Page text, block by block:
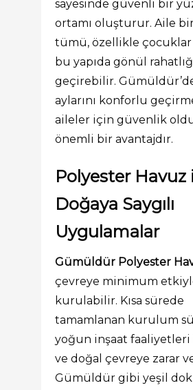
sayesinde güvenli bir
ortamı oluşturur. Aile
tümü, özellikle çocuklar
bu yapıda gönül
geçirebilir.
aylarını konforlu
aileler için güvenlik
önemli bir avantajdır.
Polyester Havuz
Doğaya Saygılı
Uygulamalar
Gümüldür Polyester
çevreye minimum
kurulabilir. Kısa sürede
tamamlanan kurulum
yoğun inşaat faaliyetleri
ve doğal çevreye zarar
Gümüldür gibi yeşil